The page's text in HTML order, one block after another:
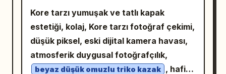
altında, küçük kalın beyaz sans-serif
yazı tipiyle tam olarak şu 3 altyazı
satırını kullanın: “Burada her komut
farklıydı, bu 5. üretim:” “Aynı etki, önceki
resimlerden verileri tutuyor.” “Yıkım
СТАЛА", 5) büyük lacivert şerit
"СОДЕРЖАНКОЙ". Sol alt ön planda,
üst üste dizilmiş 4 Rusça satırdan oluşan
tam 1 küçük kırmızı şerit ekleyin:
dolgulu, krem beyazı iç çizgili ve koyu
yeşil dış konturlu, kalın, yuvarlak hatlı ve
eğlenceli el çizimi bir yazı tipiyle
sunuluyor; tek bir karpuz çekirdeği,
okunabilirliği bozmadan konturlarla
Kore tarzı yumuşak ve tatlı kapak
estetiği, kolaj, Kore tarzı fotoğraf çekimi,
düşük piksel, eski dijital kamera havası,
atmosferik duygusal fotoğrafçılık,
beyaz düşük omuzlu triko kazak , hafif